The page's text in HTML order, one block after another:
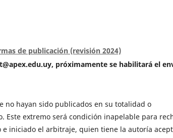
de publicación (revisión 2024)
próximamente se habilitará el
no hayan sido publicados en su totalidad o
extremo será condición inapelable para
iniciado el arbitraje, quien tiene la autoría